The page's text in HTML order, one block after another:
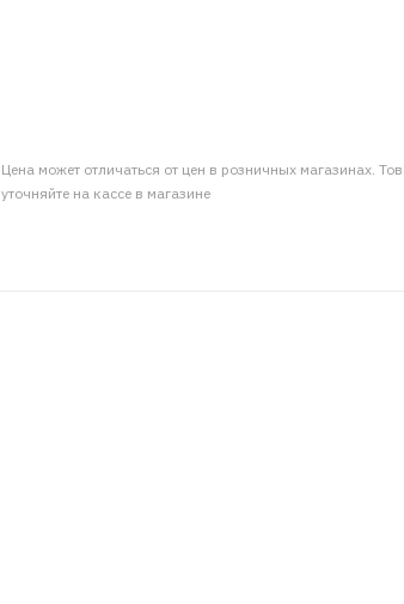
Цена может отличаться от цен в розничных магазинах.
уточняйте на кассе в магазине